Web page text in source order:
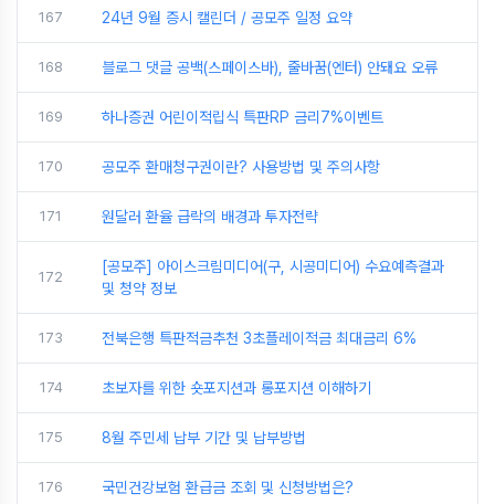
167 24년 9월 증시 캘린더 / 공모주 일정 요약
168 블로그 댓글 공백(스페이스바), 줄바꿈(엔터) 안돼요 오류
169 하나증권 어린이적립식 특판RP 금리7%이벤트
170 공모주 환매청구권이란? 사용방법 및 주의사항
171 원달러 환율 급락의 배경과 투자전략
172
[공모주] 아이스크림미디어(구, 시공미디어) 수요예측결과
및 청약 정보
173 전북은행 특판적금추천 3초플레이적금 최대금리 6%
174 초보자를 위한 숏포지션과 롱포지션 이해하기
175 8월 주민세 납부 기간 및 납부방법
176 국민건강보험 환급금 조회 및 신청방법은?